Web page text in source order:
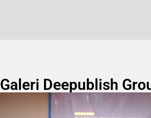
Galeri Deepublish